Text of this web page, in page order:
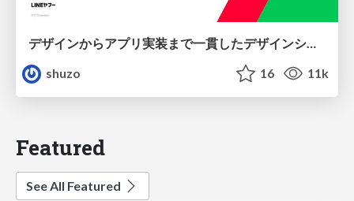
shuzo
16 11k
Featured
See All Featured